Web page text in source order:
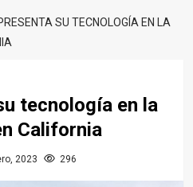
SU TECNOLOGÍA EN LA
tecnología en la
California
2023 296